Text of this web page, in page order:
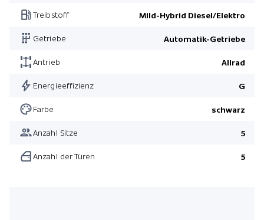
Treibstoff Mild-Hybrid Diesel/Elektro
Getriebe Automatik-Getriebe
Antrieb Allrad
Energieeffizienz G
Farbe schwarz
Anzahl Sitze 5
Anzahl der Türen 5